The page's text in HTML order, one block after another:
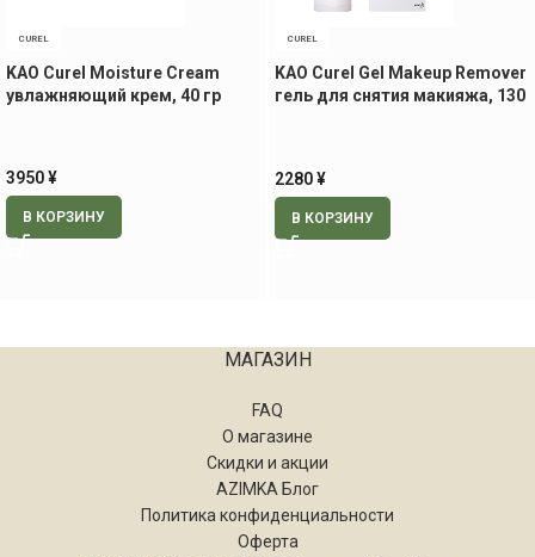
CUREL
KAO Curel Moisture Cream
увлажняющий крем, 40 гр
3950¥
В КОРЗИНУ
CUREL
KAO Curel Gel Makeup Remover
гель для снятия макияжа, 130
2280¥
В КОРЗИНУ
МАГАЗИН
FAQ
О магазине
Скидки и акции
AZIMKA Блог
Политика конфиденциальности
Оферта